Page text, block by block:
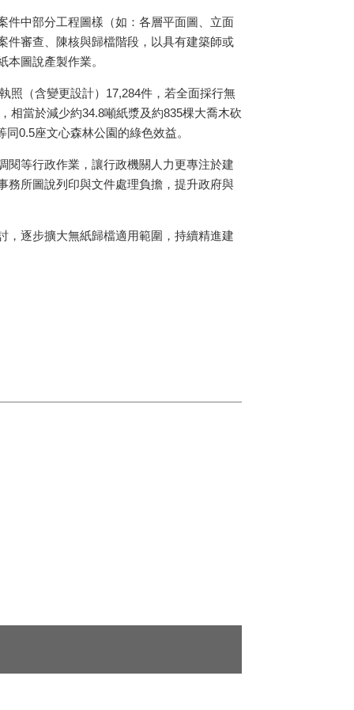
件中部分工程圖樣（如：各層平面圖、立面
件審查、陳核與歸檔階段，以具有建築師或
圖說產製作業。
照（含變更設計）17,284件，若全面採行無
相當於減少約34.8噸紙漿及約835棵大喬木砍
0.5座文心森林公園的綠色效益。
閱等行政作業，讓行政機關人力更專注於建
務所圖說列印與文件處理負擔，提升政府與
，逐步擴大無紙歸檔適用範圍，持續精進建